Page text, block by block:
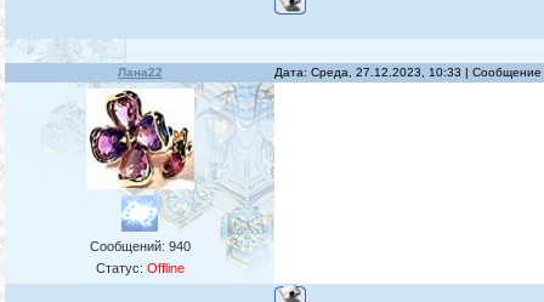
Лана22 Дата: Среда, 27.12.2023, 10:33 |
Сообщений: 940
Статус: Offline